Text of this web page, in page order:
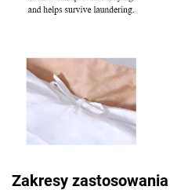
Zakresy zastosowania